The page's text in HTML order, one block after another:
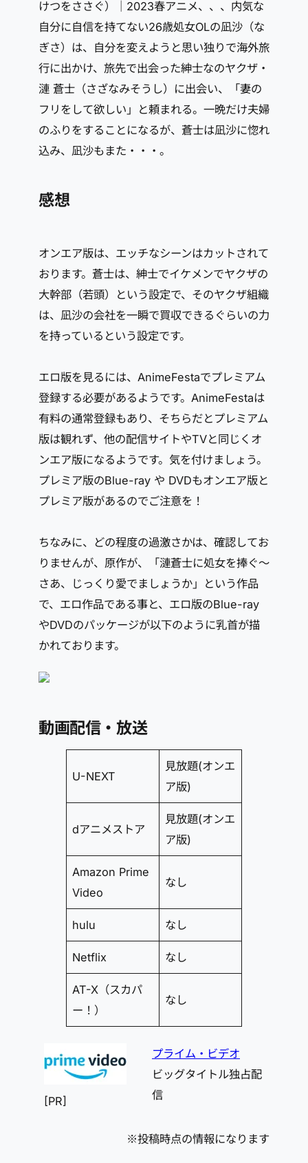
けつをささぐ）｜2023春アニメ、、、内気な
自分に自信を持てない26歳処女OLの凪沙（な
ぎさ）は、自分を変えようと思い独りで海外旅
行に出かけ、旅先で出会った紳士なのヤクザ・
漣 蒼士（さざなみそうし）に出会い、「妻の
フリをして欲しい」と頼まれる。一晩だけ夫婦
のふりをすることになるが、蒼士は凪沙に惚れ
込み、凪沙もまた・・・。
感想
オンエア版は、エッチなシーンはカットされて
おります。蒼士は、紳士でイケメンでヤクザの
大幹部（若頭）という設定で、そのヤクザ組織
は、凪沙の会社を一瞬で買収できるぐらいの力
を持っているという設定です。
エロ版を見るには、AnimeFestaでプレミアム
登録する必要があるようです。AnimeFestaは
有料の通常登録もあり、そちらだとプレミアム
版は観れず、他の配信サイトやTVと同じくオ
ンエア版になるようです。気を付けましょう。
プレミア版のBlue-ray や DVDもオンエア版と
プレミア版があるのでご注意を！
ちなみに、どの程度の過激さかは、確認してお
りませんが、原作が、「漣蒼士に処女を捧ぐ～
さあ、じっくり愛でましょうか」という作品
で、エロ作品である事と、エロ版のBlue-ray
やDVDのパッケージが以下のように乳首が描
かれております。
動画配信・放送
U-NEXT
見放題(オンエ
ア版)
dアニメストア
見放題(オンエ
ア版)
Amazon Prime
Video
なし
hulu なし
Netflix なし
AT-X（スカパ
ー！）
なし
[PR]
プライム・ビデオ
ビッグタイトル独占配
信
※投稿時点の情報になります